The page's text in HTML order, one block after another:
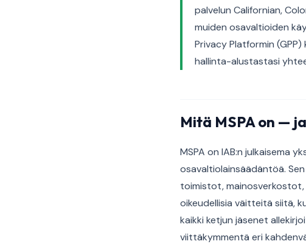
palvelun Californian,
muiden osavaltioiden
Privacy Platformin
hallinta-alustastasi
Mitä MSPA on —
MSPA on IAB:n julkaisema
osavaltiolainsäädäntöä.
toimistot, mainosverkostot,
oikeudellisia väitteitä siitä,
kaikki ketjun jäsenet
viittäkymmentä eri